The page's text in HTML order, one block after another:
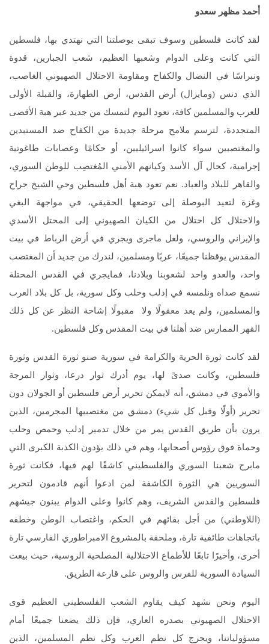
أحمد مظهر سعدو
لقد كانت فلسطين وسوف تبقى بوصلتنا التي نهتدي بها، فلسطين
التي كانت وعلى الدوام وشعبها العظيم، شعب الجبارين، قدوة
ونبراسًا في النضال والكفاح ومقاومة الاحتلال الصهيوني الغاصب،
الذي دنس (ومايزال) أرض القدس، أرض الطهارة، والقبلة الأولى
للعرب والمسلمين كافة، تعود اليوم لتمسك من جديد عبر هبة الأقصى
المتجددة، لترسم ملامح مرحلة جديدة من الكفاح ضد المستبدين
والمغتصبين سواء كانوا اسرائيليين، أو حكامًا وعصابات طاغوتية
إجرامية، كحال آل الأسد وكيانهم الأمني المُغتصِب للوطن السوري،
والقاهر للبلاد والعباد. نعم تعود هبة أهل فلسطين وحي الشيخ جراح
وغزة لتعيد البوصلة إلى توضعها الحقيقي، في مواجهة البغي
والاحتلال كل احتلال من الكيان الصهيوني إلى المحتل الأسدي
والإيراني والروسي، ولعل ماجرى ويجري في أرض الرباط في بيت
المقدس يوقظنا جميعًا، عربًا ومسلمين، لندرك من جديد أن المغتصب
واحد، والعدو واحد لشعوبنا وبلادنا، فمايجري في القدس المحتلة
نسمع صداه ونلمسه في إدلب وحلب وكل سورية، بل كل بلاد العرب
والمسلمين، ولم يعد معقولًا ولا مقبولًا إشاحة النظر عن كل ذلك
القهر الممارس ضد أهلنا في بيت المقدس وكل فلسطين.
لقد كانت ثورة الحرية والكرامة في سورية صنو ثورة القدس وثورة
فلسطين، وكانت صدىً لها، يوم أدرك ثوار درعا، وثوار المرجة
والأموي في دمشق، أنه لايمكن تحرير أرض فلسطين أو الجولان دون
تحرير (أولًا وقبل كل شيء) دمشق من مغتصبيها المجرمين، الذين
يرون بأن طريق القدس يمر من خلال تدمير إدلب وحمص وحلب
وحماة فوق رؤوس أصحابها، وهم في ذلك يؤدون الكذبة الكبرى التي
مابرح شعبنا السوري والفلسطيني كاشفًا لهم فيها، فكانت ثورة
السوريين هي الثورة الكاشفة لمن ادعوا أنهم قادمون لتحرير
فلسطين والقدس الشريف، وهم كانوا وعلى الدوام يبنون جيشهم
(اللاوطني) من أجل بقائهم في الحكم، واغتصاب الوطن وخطفه
باتجاهات طائفية تارة، وملحقة بالمشروع الامبراطوري الفارسي تارة
أخرى، وأخيرًا تابعًا للأطماع الاحتلالية المصلحية الروسية، حيث بيعت
السيادة السورية للفرس والروس على قارعة الطريق.
اليوم ونحن نشهد كيف يقاوم الشعب الفلسطيني العظيم قوى
الاحتلال الصهيوني بصدره العاري، فإن ذلك يضعنا جميعًا أمام
مسؤولياتنا، ويحرج كل نظم العرب وكل نظم المسلمين، الذين